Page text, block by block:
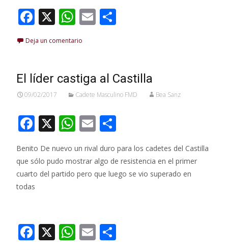
k p
F
e
o
o
k
X W
h
at
A
p
p
E
ar
ti
Deja un comentario
El líder castiga al Castilla
09/02/2017 Cadete Masculino FMD Bea Sanz
F
e
b
k
X W
at
s
p
E
m
ai
l
m
p
Benito De nuevo un rival duro para los cadetes del Castilla
que sólo pudo mostrar algo de resistencia en el primer
cuarto del partido pero que luego se vio superado en
todas
F X W E